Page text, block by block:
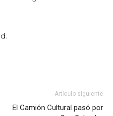
Artículo siguiente
El Camión Cultural pasó por